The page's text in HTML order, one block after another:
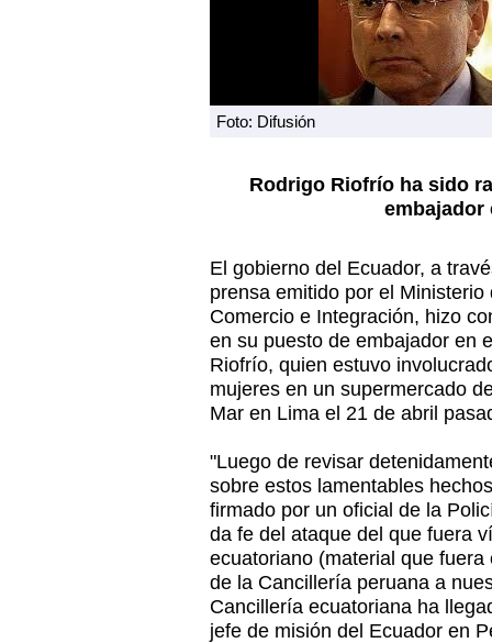
Foto: Difusión
Rodrigo Riofrío ha sido
embajador
El gobierno del Ecuador, a
prensa emitido por el
Comercio e Integración, hizo
en su puesto de embajador en
Riofrío, quien estuvo
mujeres en un supermercado
Mar en Lima el 21 de abril
"Luego de revisar
sobre estos lamentables
firmado por un oficial de la
da fe del ataque del que fuera
ecuatoriano (material que
de la Cancillería peruana a
Cancillería ecuatoriana ha
jefe de misión del Ecuador en